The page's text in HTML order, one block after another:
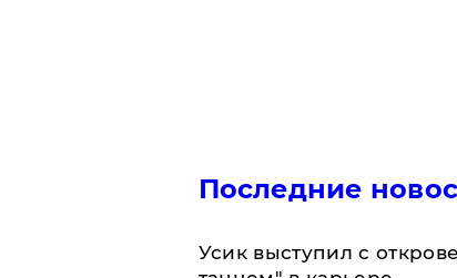
Последние
Усик выступил с